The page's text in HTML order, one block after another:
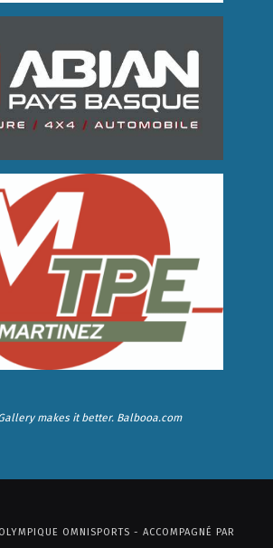
makes it better. Balbooa.com
OMNISPORTS - ACCOMPAGNÉ PAR